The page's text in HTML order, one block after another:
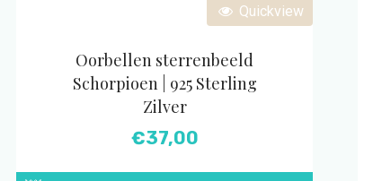
Quickview
Oorbellen sterrenbeeld
Schorpioen | 925 Sterling
Zilver
€37,00